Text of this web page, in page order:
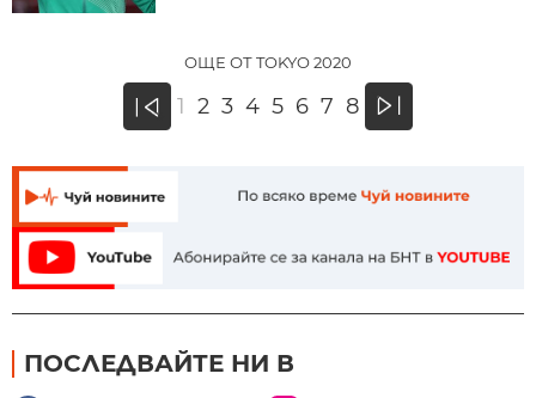
ОЩЕ ОТ TOKYO 2020
« 1 2 3 4 5 6 7 8 »
ПОСЛЕДВАЙТЕ НИ В